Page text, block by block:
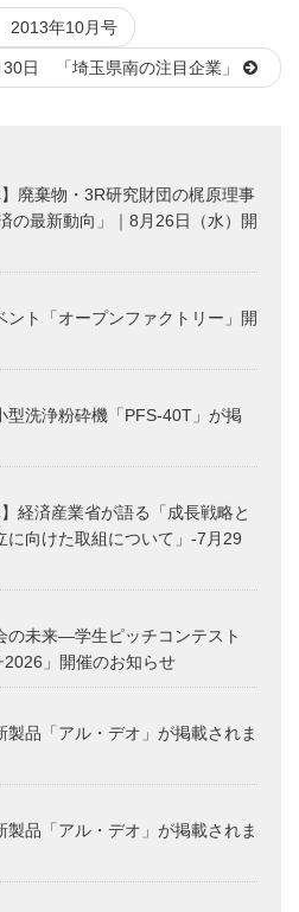
2013年10月号
30日 「埼玉県南の注目企業」
廃棄物・3R研究財団の梶原理事
の最新動向」｜8月26日（水）開
ント「オープンファクトリー」開
型洗浄粉砕機「PFS-40T」が掲
経済産業省が語る「成長戦略と
に向けた取組について」-7月29
の未来―学生ピッチコンテスト
2026」開催のお知らせ
製品「アル・デオ」が掲載されま
製品「アル・デオ」が掲載されま